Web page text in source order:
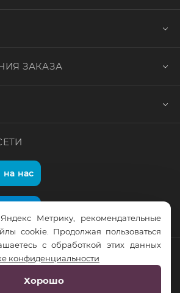
ЗАКАЗА
на нас
Все права защищены
RS Digital
Метрику, рекомендательные
cookie. Продолжая пользоваться
с обработкой этих данных
конфиденциальности
Хорошо